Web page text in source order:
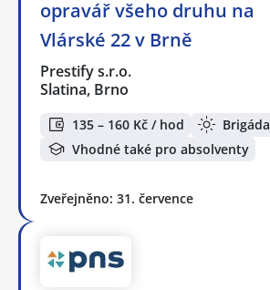
opravář všeho druhu na
Vlárské 22 v Brně
Prestify s.r.o.
Slatina, Brno
135 – 160 Kč / hod
Brigáda
Vhodné také pro absolventy
Zveřejněno: 31. července